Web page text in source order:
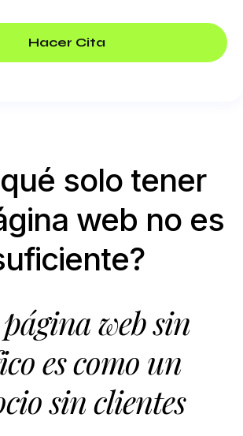
Hacer Cita
solo tener
web no es
web sin
es como un
sin clientes